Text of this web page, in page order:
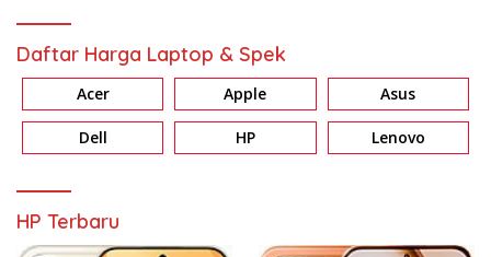
Daftar Harga Laptop & Spek
Acer Apple Asus
Dell HP Lenovo
HP Terbaru